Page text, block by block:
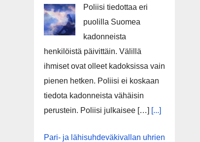
Poliisi tiedottaa eri
puolilla Suomea
kadonneista
henkilöistä päivittäin. Välillä
ihmiset ovat olleet kadoksissa vain
pienen hetken. Poliisi ei koskaan
tiedota kadonneista vähäisin
perustein. Poliisi julkaisee […] [...]
Pari- ja lähisuhdeväkivallan uhrien